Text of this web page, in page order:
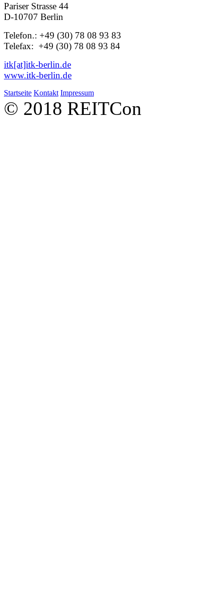
Pariser Strasse 44
D-10707 Berlin
Telefon.: +49 (30) 78 08 93 83
Telefax: +49 (30) 78 08 93 84
itk[at]itk-berlin.de
www.itk-berlin.de
Startseite Kontakt Impressum
© 2018 REITCon